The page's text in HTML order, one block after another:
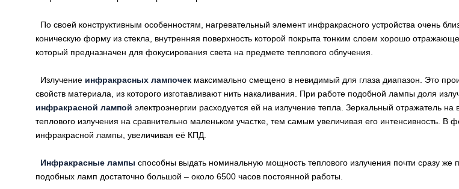
По своей конструктивным особенностям, нагревательный элемент инфракрасного устройства очень
коническую форму из стекла, внутренняя поверхность которой покрыта тонким слоем хорошо
который предназначен для фокусирования света на предмете теплового облучения.
Излучение инфракрасных лампочек максимально смещено в невидимый для глаза диапазон. Это
свойств материала, из которого изготавливают нить накаливания. При работе подобной лампы доля
инфракрасной лампой электроэнергии расходуется ей на излучение тепла. Зеркальный отражатель
теплового излучения на сравнительно маленьком участке, тем самым увеличивая его интенсивность.
инфракрасной лампы, увеличивая её КПД.
Инфракрасные лампы способны выдать номинальную мощность теплового излучения почти сразу же
подобных ламп достаточно большой – около 6500 часов постоянной работы.